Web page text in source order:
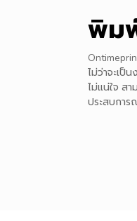
พิม
ไม่ว่าจะเป็
ไม่แน่ใจ ส
ประสบกา